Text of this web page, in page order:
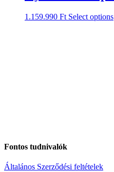
1.159.990 Ft Select options
Fontos tudnivalók
Általános Szerződési feltételek